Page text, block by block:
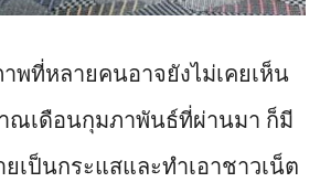
พที่หลายคนอาจยังไม่เคยเห็น
าณเดือนกุมภาพันธ์ที่ผ่านมา ก็มี
เป็นกระแสและทำเอาชาวเน็ต